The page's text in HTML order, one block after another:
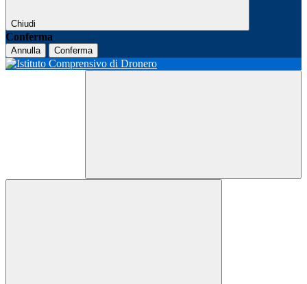
Chiudi
Conferma
Annulla Conferma